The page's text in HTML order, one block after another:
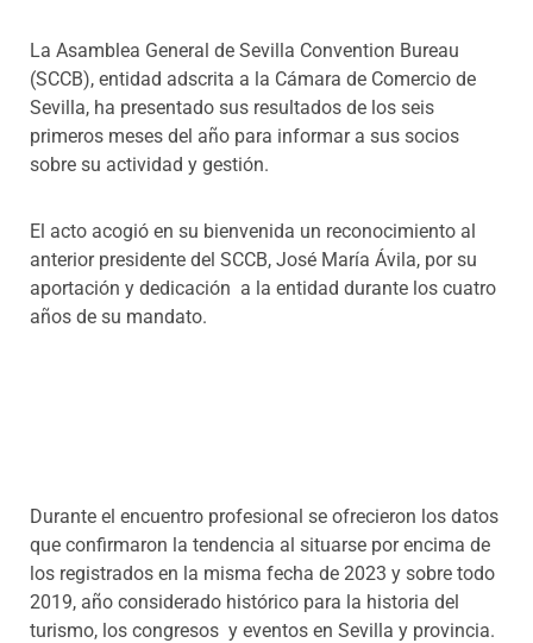
La Asamblea General de Sevilla Convention Bureau
(SCCB), entidad adscrita a la Cámara de Comercio de
Sevilla, ha presentado sus resultados de los seis
primeros meses del año para informar a sus socios
sobre su actividad y gestión.
El acto acogió en su bienvenida un reconocimiento al
anterior presidente del SCCB, José María Ávila, por su
aportación y dedicación a la entidad durante los cuatro
años de su mandato.
Durante el encuentro profesional se ofrecieron los datos
que confirmaron la tendencia al situarse por encima de
los registrados en la misma fecha de 2023 y sobre todo
2019, año considerado histórico para la historia del
turismo, los congresos y eventos en Sevilla y provincia.